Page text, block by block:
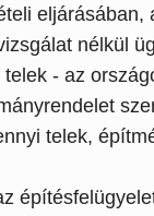
eljárásában,
nélkül
- az
telek,